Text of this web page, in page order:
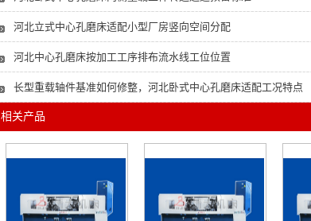
河北立式中心孔磨床适配小型厂房竖向空间分配
河北中心孔磨床按加工工序排布流水线工位位置
长型重载轴件基准如何修整，河北卧式中心孔磨床适配工况特点
相关产品